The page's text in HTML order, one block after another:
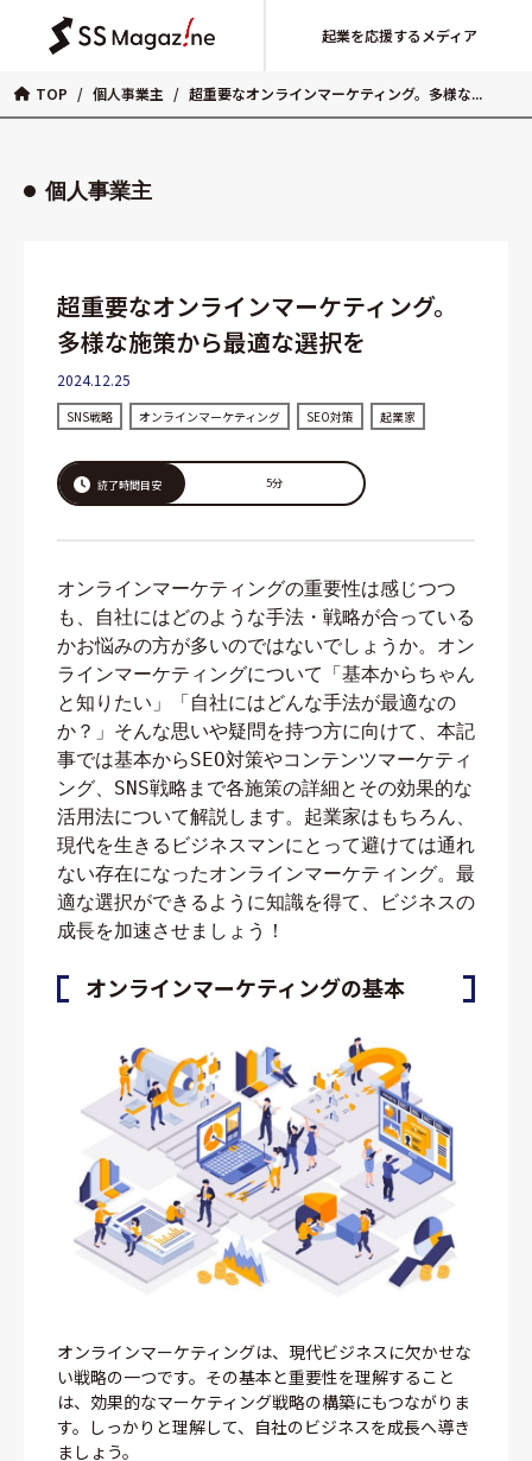
起業を応援するメディア
TOP / 個人事業主 / 超重要なオンラインマーケティング。多様な...
個人事業主
超重要なオンラインマーケティング。
多様な施策から最適な選択を
2024.12.25
SNS戦略 オンラインマーケティング SEO対策 起業家
読了時間目安 5分
オンラインマーケティングの重要性は感じつつ
も、自社にはどのような手法・戦略が合っている
かお悩みの方が多いのではないでしょうか。オン
ラインマーケティングについて「基本からちゃん
と知りたい」「自社にはどんな手法が最適なの
か？」そんな思いや疑問を持つ方に向けて、本記
事では基本からSEO対策やコンテンツマーケティ
ング、SNS戦略まで各施策の詳細とその効果的な
活用法について解説します。起業家はもちろん、
現代を生きるビジネスマンにとって避けては通れ
ない存在になったオンラインマーケティング。最
適な選択ができるように知識を得て、ビジネスの
成長を加速させましょう！
オンラインマーケティングの基本
オンラインマーケティングは、現代ビジネスに欠かせな
い戦略の一つです。その基本と重要性を理解すること
は、効果的なマーケティング戦略の構築にもつながりま
す。しっかりと理解して、自社のビジネスを成長へ導き
ましょう。